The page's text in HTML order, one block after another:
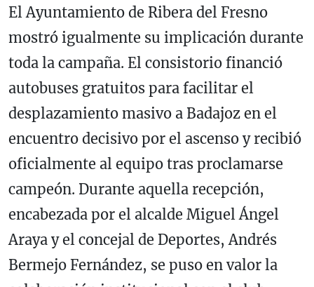
El Ayuntamiento de Ribera del Fresno
mostró igualmente su implicación durante
toda la campaña. El consistorio financió
autobuses gratuitos para facilitar el
desplazamiento masivo a Badajoz en el
encuentro decisivo por el ascenso y recibió
oficialmente al equipo tras proclamarse
campeón. Durante aquella recepción,
encabezada por el alcalde Miguel Ángel
Araya y el concejal de Deportes, Andrés
Bermejo Fernández, se puso en valor la